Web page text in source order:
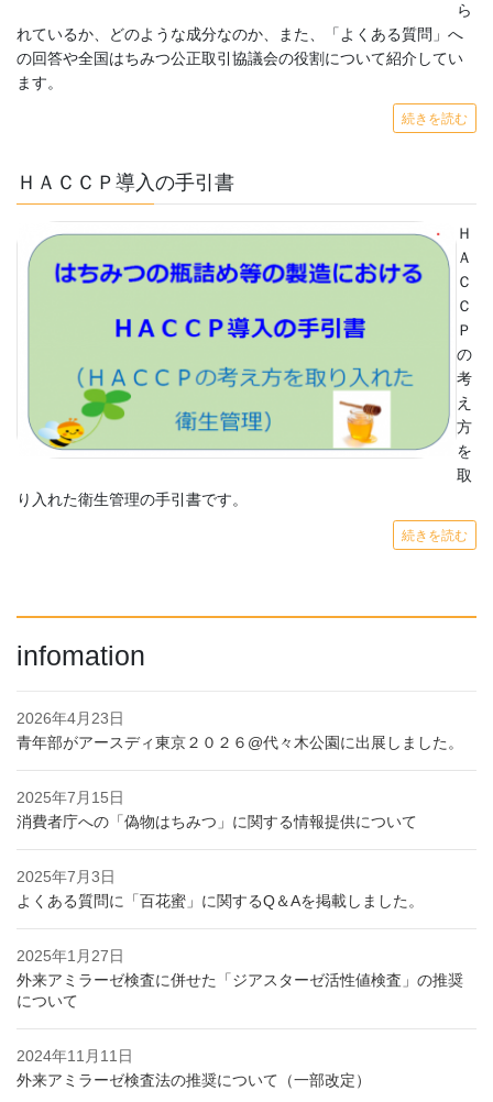
ら
れているか、どのような成分なのか、また、「よくある質問」へ
の回答や全国はちみつ公正取引協議会の役割について紹介してい
ます。
続きを読む
ＨＡＣＣＰ導入の手引書
Ｈ
Ａ
Ｃ
Ｃ
Ｐ
の
考
え
方
を
取
り入れた衛生管理の手引書です。
続きを読む
infomation
2026年4月23日
青年部がアースディ東京２０２６@代々木公園に出展しました。
2025年7月15日
消費者庁への「偽物はちみつ」に関する情報提供について
2025年7月3日
よくある質問に「百花蜜」に関するQ＆Aを掲載しました。
2025年1月27日
外来アミラーゼ検査に併せた「ジアスターゼ活性値検査」の推奨
について
2024年11月11日
外来アミラーゼ検査法の推奨について（一部改定）